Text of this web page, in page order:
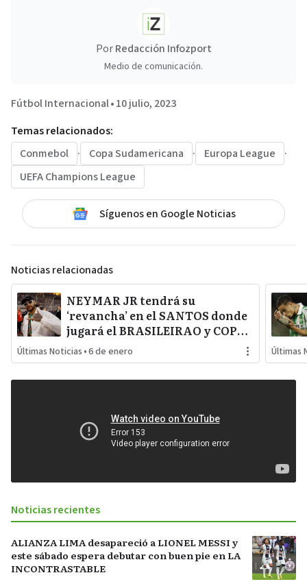
PorRedacción Infozport
Medio de comunicación.
Fútbol Internacional•10 julio, 2023
Temas relacionados:
Conmebol
· Copa Sudamericana · Europa League
·
UEFA Champions League
Síguenos en Google Noticias
Noticias relacionadas
NEYMAR JR tendrá su
‘revancha’ en el SANTOS donde
jugará el BRASILEIRAO y COPA
SUDAMERICANA
Últimas Noticias •6 de enero Últimas
Noticias recientes
ALIANZA LIMA desapareció a LIONEL MESSI y
este sábado espera debutar con buen pie en LA
INCONTRASTABLE